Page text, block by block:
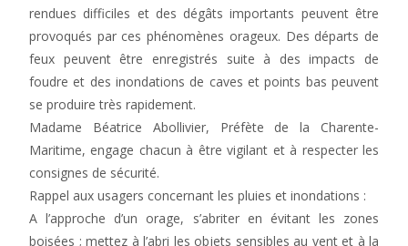
rendues difficiles et des dégâts importants peuvent être
provoqués par ces phénomènes orageux. Des départs de
feux peuvent être enregistrés suite à des impacts de
foudre et des inondations de caves et points bas peuvent
se produire très rapidement.
Madame Béatrice Abollivier, Préfète de la Charente-
Maritime, engage chacun à être vigilant et à respecter les
consignes de sécurité.
Rappel aux usagers concernant les pluies et inondations :
A l’approche d’un orage, s’abriter en évitant les zones
boisées ; mettez à l’abri les objets sensibles au vent et à la